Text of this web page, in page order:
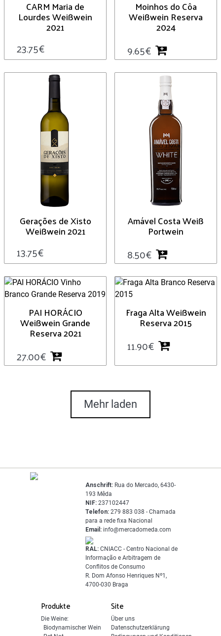
CARM Maria de
Lourdes Weißwein
2021
23.75€
Moinhos do Côa
Weißwein Reserva
2024
9.65€
Gerações de Xisto
Weißwein 2021
13.75€
Amável Costa Weiß
Portwein
8.50€
PAI HORÁCIO
Weißwein Grande
Reserva 2021
27.00€
Fraga Alta Weißwein
Reserva 2015
11.90€
Mehr laden
Produkte
Die Weine:
Biodynamischer Wein
Site
Über uns
Datenschutzerklärung
Anschrift: Rua do Mercado, 6430-
193 Mêda
NIF: 237102447
Telefon: 279 883 038 - Chamada
para a rede fixa Nacional
Email: info@mercadomeda.com
RAL: CNIACC - Centro Nacional de
Informação e Arbitragem de
Conflitos de Consumo
R. Dom Afonso Henriques Nº1,
4700-030 Braga